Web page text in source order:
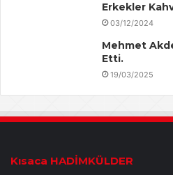
Erkekler
03/12/2024
Mehmet
Etti.
19/03/2025
Kısaca HADİMKÜLDER